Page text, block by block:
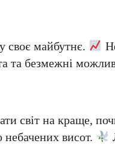
своє майбутнє.
та безмежні
світ на краще,
висот.